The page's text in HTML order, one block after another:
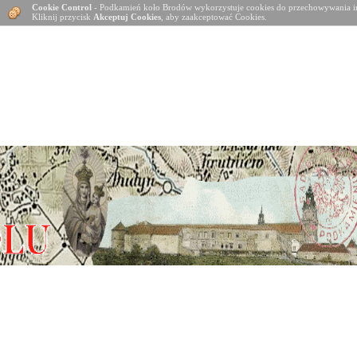
Cookie Control - Podkamień koło Brodów wykorzystuje cookies do
Kliknij przycisk Akceptuj Cookies , aby zaakceptować Cookies.